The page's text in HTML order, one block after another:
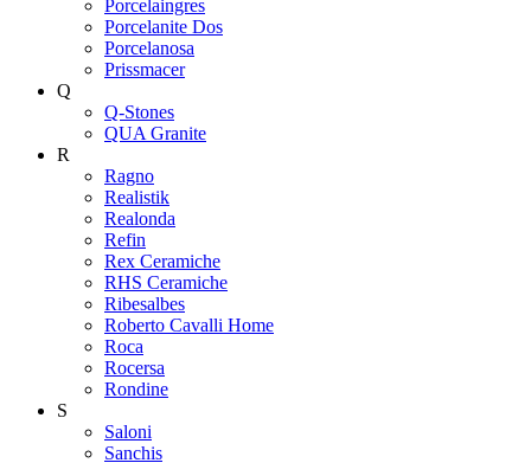
Porcelaingres
Porcelanite Dos
Porcelanosa
Prissmacer
Q
Q-Stones
QUA Granite
R
Ragno
Realistik
Realonda
Refin
Rex Ceramiche
RHS Ceramiche
Ribesalbes
Roberto Cavalli Home
Roca
Rocersa
Rondine
S
Saloni
Sanchis